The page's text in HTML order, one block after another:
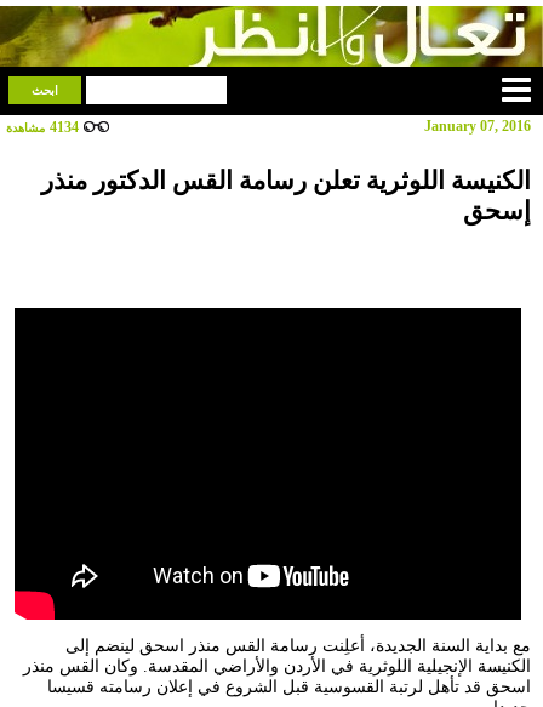
January 07, 2016
4134 مشاهدة
الكنيسة اللوثرية تعلن رسامة القس الدكتور منذر
إسحق
مع بداية السنة الجديدة، أعلِنت رسامة القس منذر اسحق لينضم إلى
الكنيسة الإنجيلية اللوثرية في الأردن والأراضي المقدسة. وكان القس منذر
اسحق قد تأهل لرتبة القسوسية قبل الشروع في إعلان رسامته قسيسا